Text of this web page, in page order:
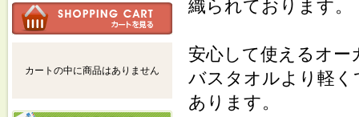
カートの中に商品はありません
織られております。
安心して使えるオー
バスタオルより軽く
あります。